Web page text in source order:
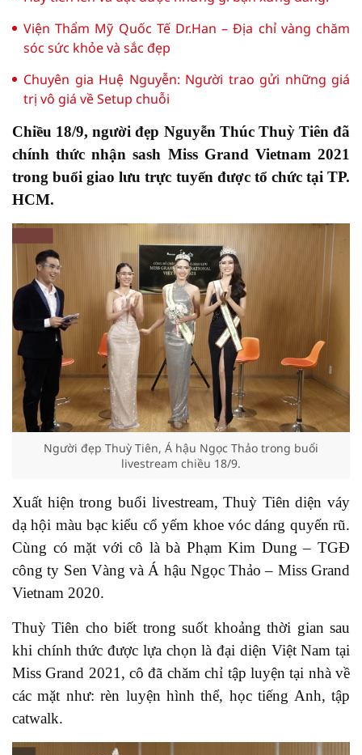
Viện Thẩm Mỹ Quốc Tế Dr.Han – Địa chỉ vàng chăm
sóc sức khỏe và sắc đẹp
Chuyên gia Huệ Nguyễn: Người trao gửi những giá
trị vô giá về Setup chuỗi
Chiều 18/9, người đẹp Nguyễn Thúc Thuỳ Tiên đã
chính thức nhận sash Miss Grand Vietnam 2021
trong buổi giao lưu trực tuyến được tổ chức tại TP.
HCM.
Người đẹp Thuỳ Tiên, Á hậu Ngọc Thảo trong buổi
livestream chiều 18/9.
Xuất hiện trong buổi livestream, Thuỳ Tiên diện váy
dạ hội màu bạc kiểu cổ yếm khoe vóc dáng quyến rũ.
Cùng có mặt với cô là bà Phạm Kim Dung – TGĐ
công ty Sen Vàng và Á hậu Ngọc Thảo – Miss Grand
Vietnam 2020.
Thuỳ Tiên cho biết trong suốt khoảng thời gian sau
khi chính thức được lựa chọn là đại diện Việt Nam tại
Miss Grand 2021, cô đã chăm chỉ tập luyện tại nhà về
các mặt như: rèn luyện hình thể, học tiếng Anh, tập
catwalk.